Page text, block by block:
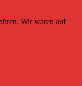
Wir waren auf